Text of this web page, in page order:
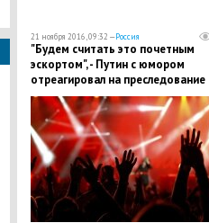
21 ноября 2016, 09:32 —Россия
"Будем считать это почетным
эскортом", - Путин с юмором
отреагировал на преследование
спецборта РФ швейцарскими
истребителями